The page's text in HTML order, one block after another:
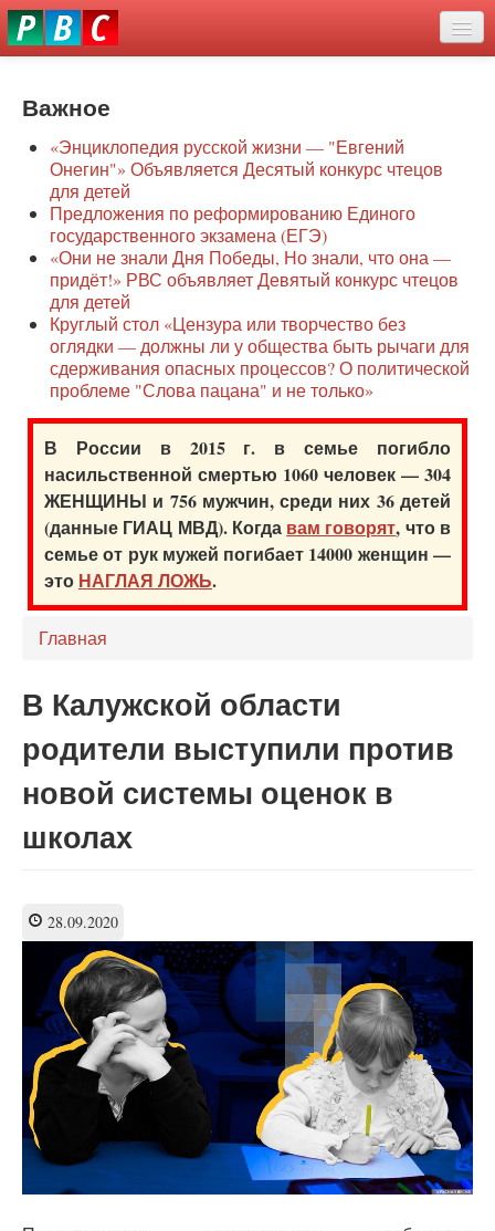
Перейти
к
О нас
Защита семей
Образование
Наше сопротивление
Регионы
Видео
Важное
«Энциклопедия русской жизни — "Евгений
Онегин"» Объявляется Десятый конкурс чтецов
для детей
Предложения по реформированию Единого
государственного экзамена (ЕГЭ)
«Они не знали Дня Победы, Но знали, что она —
придёт!» РВС объявляет Девятый конкурс чтецов
для детей
Круглый стол «Цензура или творчество без
оглядки — должны ли у общества быть рычаги для
сдерживания опасных процессов? О политической
проблеме "Слова пацана" и не только»
В России в 2015 г. в семье погибло
насильственной смертью 1060 человек — 304
ЖЕНЩИНЫ и 756 мужчин, среди них 36 детей
(данные ГИАЦ МВД). Когда вам говорят, что в
семье от рук мужей погибает 14000 женщин —
это НАГЛАЯ ЛОЖЬ.
Главная
В Калужской области
родители выступили против
новой системы оценок в
школах
28.09.2020